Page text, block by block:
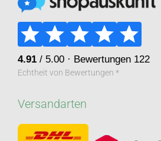
Echtheit von Bewertungen *
Versandarten